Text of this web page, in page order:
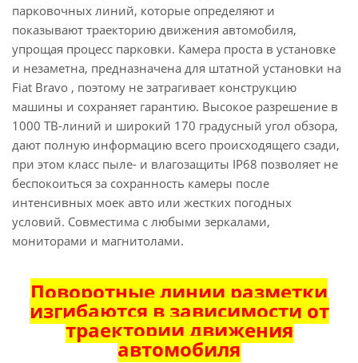
парковочных линий, которые определяют и
показывают траекторию движения автомобиля,
упрощая процесс парковки. Камера проста в установке
и незаметна, предназначена для штатной установки на
Fiat Bravo , поэтому не затрагивает конструкцию
машины и сохраняет гарантию. Высокое разрешение в
1000 ТВ-линий и широкий 170 градусный угол обзора,
дают полную информацию всего происходящего сзади,
при этом класс пыле- и влагозащиты IP68 позволяет не
беспокоиться за сохранность камеры после
интенсивных моек авто или жестких погодных
условий. Совместима с любыми зеркалами,
мониторами и магнитолами.
Поворотные линии разметки
изгибаются в зависимости от
траектории движения
автомобиля